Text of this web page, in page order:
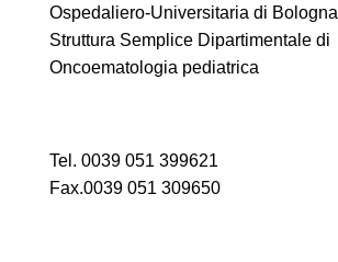
Ospedaliero-Universitaria di Bologna
Struttura Semplice Dipartimentale di
Oncoematologia pediatrica
Tel. 0039 051 399621
Fax.0039 051 309650